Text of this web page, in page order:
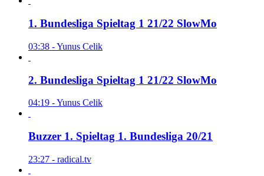
1. Bundesliga Spieltag 1 21/22 SlowMo
03:38 - Yunus Celik
2. Bundesliga Spieltag 1 21/22 SlowMo
04:19 - Yunus Celik
Buzzer 1. Spieltag 1. Bundesliga 20/21
23:27 - radical.tv